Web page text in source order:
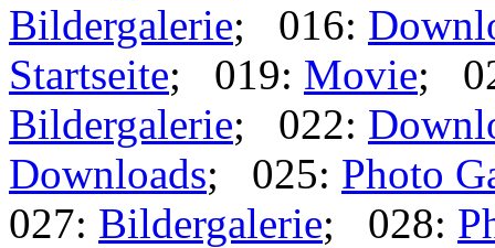
Bildergalerie; 016:
Startseite; 019: Movie;
Bildergalerie; 022:
Downloads; 025: Photo
027: Bildergalerie; 028: